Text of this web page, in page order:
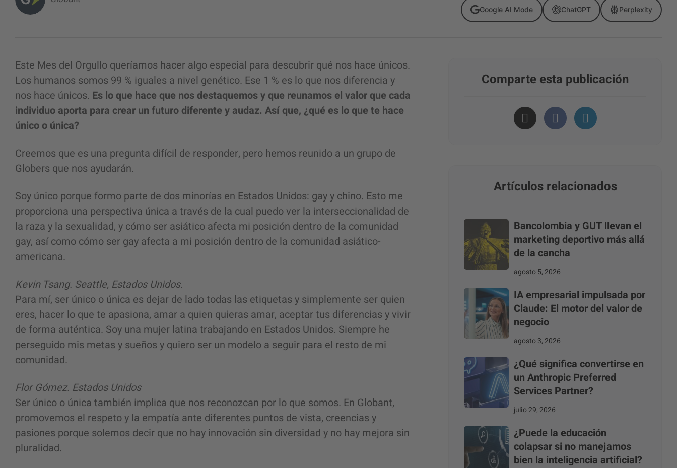
Google AI Mode ChatGPT Perplexity
Este Mes del Orgullo queríamos hacer algo especial para descubrir qué nos hace únicos.
Los humanos somos 99 % iguales a nivel genético. Ese 1 % es lo que nos diferencia y
nos hace únicos. Es lo que hace que nos destaquemos y que reunamos el valor que cada
individuo aporta para crear un futuro diferente y audaz. Así que, ¿qué es lo que te hace
único o única?
Creemos que es una pregunta difícil de responder, pero hemos reunido a un grupo de
Globers que nos ayudarán.
Soy único porque formo parte de dos minorías en Estados Unidos: gay y chino. Esto me
proporciona una perspectiva única a través de la cual puedo ver la interseccionalidad de
la raza y la sexualidad, y cómo ser asiático afecta mi posición dentro de la comunidad
gay, así como cómo ser gay afecta a mi posición dentro de la comunidad asiático-
americana.
Kevin Tsang. Seattle, Estados Unidos.
Para mí, ser único o única es dejar de lado todas las etiquetas y simplemente ser quien
eres, hacer lo que te apasiona, amar a quien quieras amar, aceptar tus diferencias y vivir
de forma auténtica. Soy una mujer latina trabajando en Estados Unidos. Siempre he
perseguido mis metas y sueños y quiero ser un modelo a seguir para el resto de mi
comunidad.
Flor Gómez. Estados Unidos
Ser único o única también implica que nos reconozcan por lo que somos. En Globant,
promovemos el respeto y la empatía ante diferentes puntos de vista, creencias y
pasiones porque solemos decir que no hay innovación sin diversidad y no hay mejora sin
pluralidad.
Comparte esta publicación
Artículos relacionados
Bancolombia y GUT llevan el
marketing deportivo más allá
de la cancha
agosto 5, 2026
IA empresarial impulsada por
Claude: El motor del valor de
negocio
agosto 3, 2026
¿Qué significa convertirse en
un Anthropic Preferred
Services Partner?
julio 29, 2026
¿Puede la educación
colapsar si no manejamos
bien la inteligencia artificial?